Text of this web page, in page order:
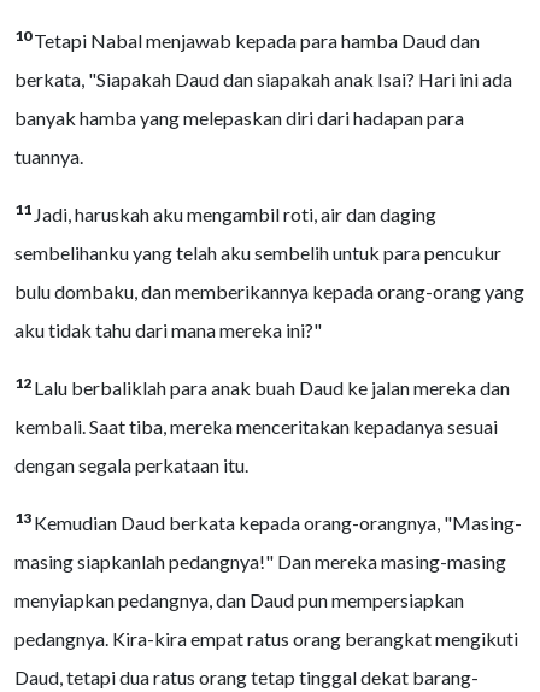
10Tetapi Nabal menjawab kepada para hamba Daud dan
berkata, "Siapakah Daud dan siapakah anak Isai? Hari ini ada
banyak hamba yang melepaskan diri dari hadapan para
tuannya.
11 Jadi, haruskah aku mengambil roti, air dan daging
sembelihanku yang telah aku sembelih untuk para pencukur
bulu dombaku, dan memberikannya kepada orang-orang yang
aku tidak tahu dari mana mereka ini?"
12 Lalu berbaliklah para anak buah Daud ke jalan mereka dan
kembali. Saat tiba, mereka menceritakan kepadanya sesuai
dengan segala perkataan itu.
13 Kemudian Daud berkata kepada orang-orangnya, "Masing-
masing siapkanlah pedangnya!" Dan mereka masing-masing
menyiapkan pedangnya, dan Daud pun mempersiapkan
pedangnya. Kira-kira empat ratus orang berangkat mengikuti
Daud, tetapi dua ratus orang tetap tinggal dekat barang-